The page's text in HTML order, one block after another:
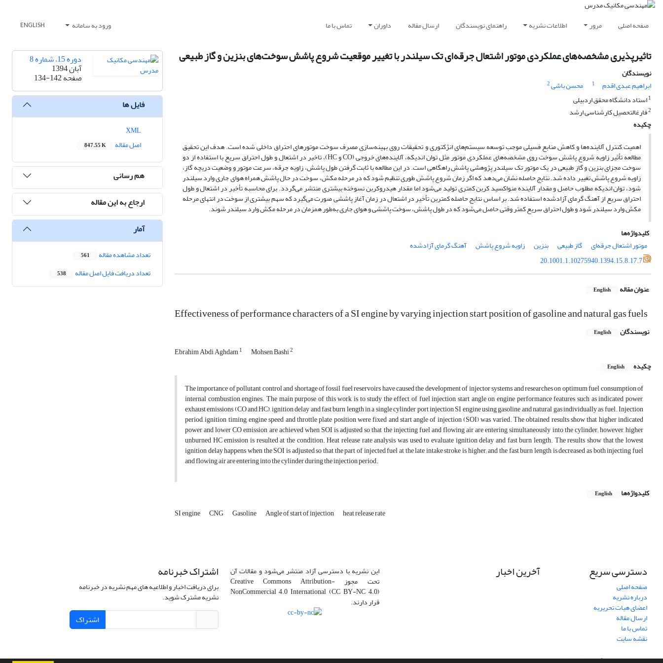
صفحه اصلی مرور اطلاعات نشریه راهنمای نویسندگان ارسال مقاله داوران تماس با ما ورود به سامانه ENGLISH
تاثیرپذیری مشخصه‌های عملکردی موتور اشتعال جرقه‌ای تک سیلندر با تغییر موقعیت شروع‌ پاشش سوخت‌های بنزین و گاز طبیعی
نویسندگان
ابراهیم عبدی اقدم
1 محسن باشی2
1استاد دانشگاه محقق اردبیلی
2فارغالتحصیل کارشناسی ارشد
چکیده
اهمیت کنترل آلاینده‌ها و کاهش منابع فسیلی موجب توسعه سیستم‌های انژکتوری و تحقیقات روی بهینه‌سازی مصرف سوخت موتورهای احتراق داخلی شده است. هدف این تحقیق
مطالعه تأثیر زاویه شروع پاشش سوخت روی مشخصه‌های عملکردی موتور مثل توان اندیکه، آلاینده‌های خروجی (CO و HC)، تاخیر در اشتعال و طول احتراق سریع با استفاده از دو
سوخت مجزای بنزین و گاز طبیعی در یک موتور تک سیلندر پژوهشی پاشش راهگاهی است. در این مطالعه با ثابت گرفتن طول پاشش، زاویه جرقه، سرعت موتور و وضعیت دریچه گاز،
زاویه شروع پاشش تغییر داده‌ شد. نتایج حاصله نشان می‌دهد که اگر زمان شروع پاشش طوری تنظیم شود که در مرحله مکش، سوخت در حال پاشش همراه هوای جاری وارد سیلندر
شود، توان اندیکه مطلوب حاصل و مقدار آلاینده منواکسید کربن کمتری تولید می‌شود اما مقدار هیدروکربن نسوخته بیشتری منتشر می‌گردد. برای محاسبه تأخیر در اشتعال و طول
احتراق سریع از آهنگ گرمای آزادشده استفاده ‌شد. بر اساس نتایج حاصله کمترین تأخیر در اشتعال در زمان آغاز پاششی صورت می‌گیرد که سهم بیشتری از سوخت در انتهای مرحله
مکش وارد سیلندر شود و طول احتراق سریع کمتر وقتی حاصل می‌شود که در طول پاشش، سوخت پاششی و هوای جاری به‌طور همزمان در مرحله مکش وارد سیلندر شوند.
کلیدواژه‌ها
موتور اشتعال جرقه‌ای
گاز طبیعی بنزین زاویه شروع پاشش
آهنگ گرمای آزادشده
20.1001.1.10275940.1394.15.8.17.7
عنوان مقاله English
Effectiveness of performance characters of a SI engine by varying injection start position of gasoline and natural gas fuels
نویسندگان English
Ebrahim Abdi Aghdam1 Mohsen Bashi2
چکیده English
The importance of pollutant control and shortage of fossil fuel reservoirs have caused the development of injector systems and researches on optimum fuel consumption of
internal combustion engines. The main purpose of this work is to study the effect of fuel injection start angle on engine performance features such as indicated power,
exhaust emissions (CO and HC), ignition delay and fast burn length in a single cylinder port injection SI engine using gasoline and natural gas individually as fuel. Injection
period, ignition timing, engine speed and throttle plate position were fixed and start angle of injection (SOI) was varied. The obtained results show that higher indicated
power and lower CO emission are achieved when SOI is adjusted so that the injecting fuel and flowing air are entering simultaneously into the cylinder; however, higher
unburned HC emission is resulted at the condition. Heat release rate analysis was used to evaluate ignition delay and fast burn length. The results show that the lowest
ignition delay happens when the SOI is adjusted so that the part of injected fuel at the late intake stroke is higher; and the fast burn length is decreased as both injecting fuel
and flowing air are entering into the cylinder during the injection period.
کلیدواژه‌ها English
SI engine CNG Gasoline Angle of start of injection heat release rate
دوره 15، شماره 8
آبان 1394
صفحه134-142
فایل ها
اصل مقاله
847.55 K
هم رسانی
ارجاع به این مقاله
آمار
تعداد مشاهده مقاله 561
تعداد دریافت فایل اصل مقاله 538
دسترسی سریع
صفحه اصلی
درباره نشریه
اعضای هیات تحریریه
ارسال مقاله
تماس با ما
نقشه سایت
آخرین اخبار این نشریه با دسترسی آزاد منتشر می‌شود و مقالات آن
تحت مجوز Creative Commons Attribution-
NonCommercial 4.0 International (CC BY-NC 4.0)
قرار دارند.
اشتراک خبرنامه
برای دریافت اخبار و اطلاعیه های مهم نشریه در خبرنامه
نشریه مشترک شوید.
اشتراک